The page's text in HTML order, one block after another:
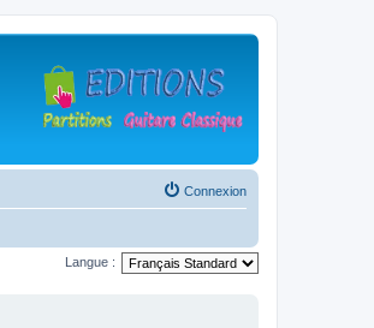
Connexion
Langue :